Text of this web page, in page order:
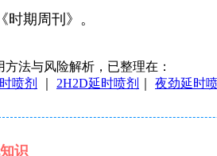
期周刊》。
法与风险解析，已整理在：
喷剂 2H2D延时喷剂 夜劲延时
识